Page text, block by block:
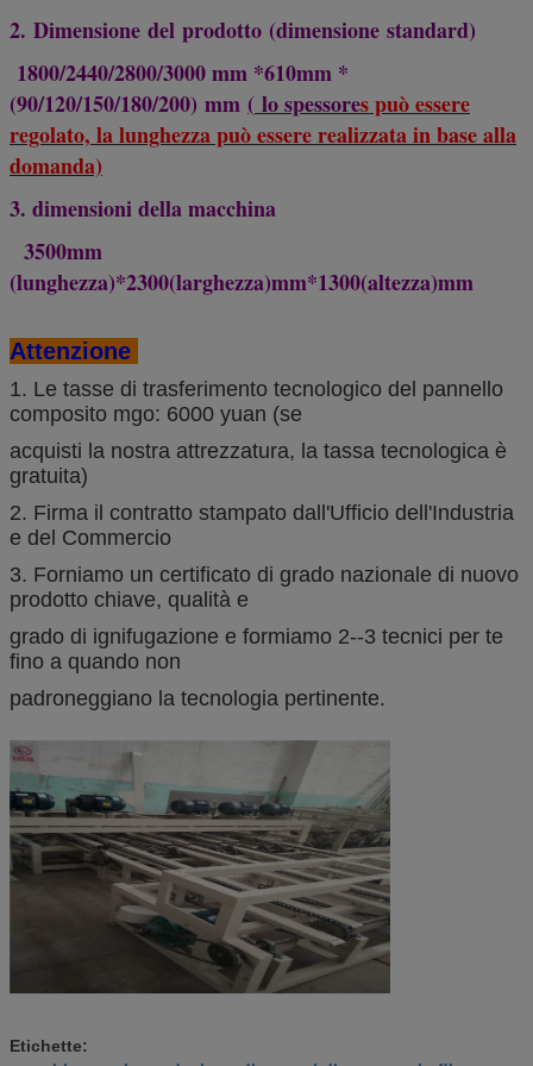
2. Dimensione del prodotto (dimensione standard)
1800/2440/2800/3000 mm *610mm *
(90/120/150/180/200) mm ( lo spessores può essere
regolato, la lunghezza può essere realizzata in base alla
domanda)
3. dimensioni della macchina
3500mm
(lunghezza)*2300(larghezza)mm*1300(altezza)mm
Attenzione
1. Le tasse di trasferimento tecnologico del pannello
composito mgo: 6000 yuan (se
acquisti la nostra attrezzatura, la tassa tecnologica è
gratuita)
2. Firma il contratto stampato dall'Ufficio dell'Industria
e del Commercio
3. Forniamo un certificato di grado nazionale di nuovo
prodotto chiave, qualità e
grado di ignifugazione e formiamo 2--3 tecnici per te
fino a quando non
padroneggiano la tecnologia pertinente.
Etichette: